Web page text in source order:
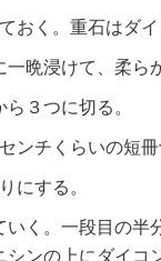
おく。重石はダ
晩浸けて、柔ら
３つに切る。
ンチくらいの短
にする。
く。一段目の半
ンの上にダイコ